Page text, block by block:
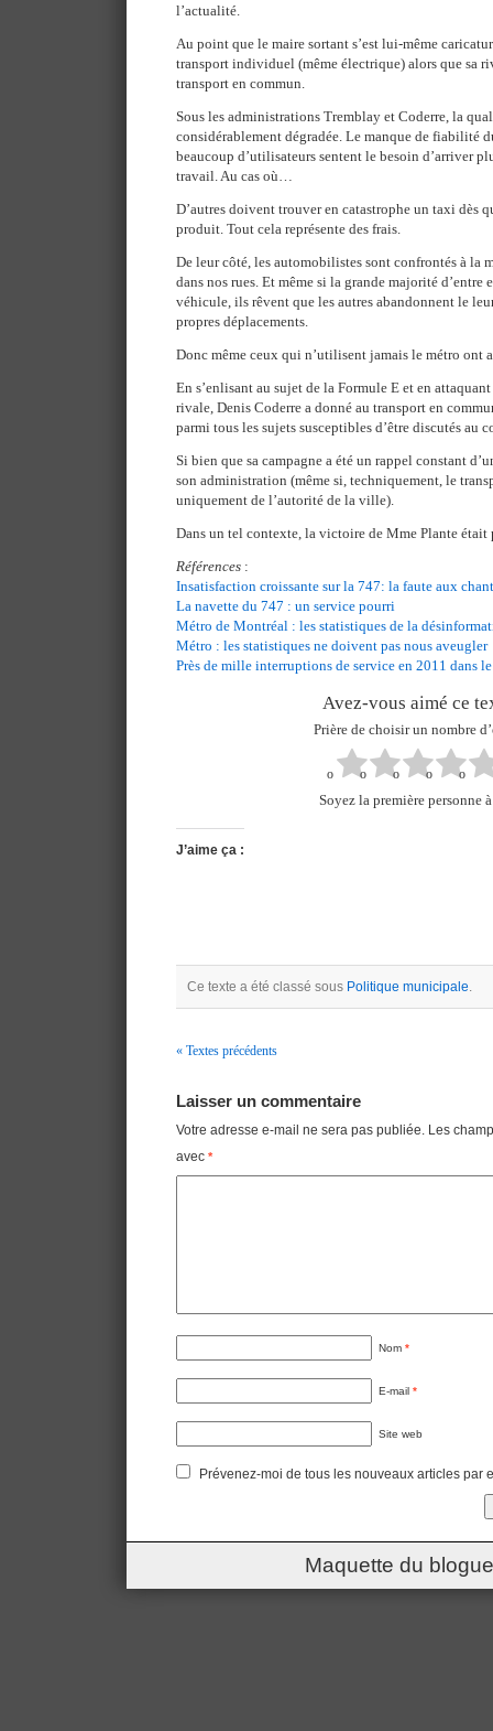
l’actualité.
Au point que le maire sortant s’est lui-même
transport individuel (même électrique) alors que sa
transport en commun.
Sous les administrations Tremblay et Coderre, la
considérablement dégradée. Le manque de fiabilité
beaucoup d’utilisateurs sentent le besoin d’arriver
travail. Au cas où…
D’autres doivent trouver en catastrophe un taxi dès
produit. Tout cela représente des frais.
De leur côté, les automobilistes sont confrontés à la
dans nos rues. Et même si la grande majorité d’entre
véhicule, ils rêvent que les autres abandonnent le
propres déplacements.
Donc même ceux qui n’utilisent jamais le métro ont
En s’enlisant au sujet de la Formule E et en
rivale, Denis Coderre a donné au transport en
parmi tous les sujets susceptibles d’être discutés au
Si bien que sa campagne a été un rappel constant
son administration (même si, techniquement, le
uniquement de l’autorité de la ville).
Dans un tel contexte, la victoire de Mme Plante était
Références :
Insatisfaction croissante sur la 747: la faute aux
La navette du 747 : un service pourri
Métro de Montréal : les statistiques de la
Métro : les statistiques ne doivent pas nous aveugler
Près de mille interruptions de service en 2011 dans
Avez-vous aimé ce
Prière de choisir un nombre
Soyez la première personne
J’aime ça :
Ce texte a été classé sous Politique municipale.
« Textes précédents
Laisser un commentaire
Votre adresse e-mail ne sera pas publiée. Les
avec *
Nom *
E-mail *
Site web
Prévenez-moi de tous les nouveaux articles par
Maquette du